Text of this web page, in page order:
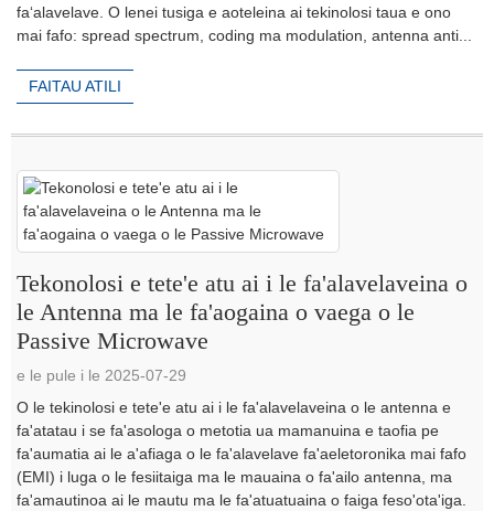
faʻalavelave. O lenei tusiga e aoteleina ai tekinolosi taua e ono
mai fafo: spread spectrum, coding ma modulation, antenna anti...
FAITAU ATILI
Tekonolosi e tete'e atu ai i le fa'alavelaveina o
le Antenna ma le fa'aogaina o vaega o le
Passive Microwave
e le pule i le 2025-07-29
O le tekinolosi e tete'e atu ai i le fa'alavelaveina o le antenna e
fa'atatau i se fa'asologa o metotia ua mamanuina e taofia pe
fa'aumatia ai le a'afiaga o le fa'alavelave fa'aeletoronika mai fafo
(EMI) i luga o le fesiitaiga ma le mauaina o fa'ailo antenna, ma
fa'amautinoa ai le mautu ma le fa'atuatuaina o faiga feso'ota'iga.